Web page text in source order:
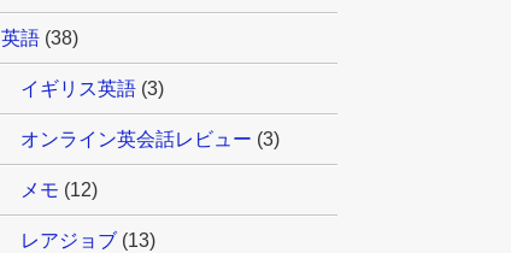
英語 (38)
イギリス英語 (3)
オンライン英会話レビュー (3)
メモ (12)
レアジョブ (13)